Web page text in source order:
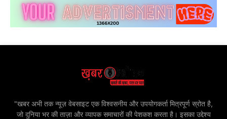
"खबर अभी तक न्यूज़ वेबसाइट एक विश्वसनीय और उपयोगकर्ता मित्रपूर्ण स्रोत है,
जो दुनिया भर की ताज़ा और व्यापक समाचारों की पेशकश करता है। इसका उद्देश्य